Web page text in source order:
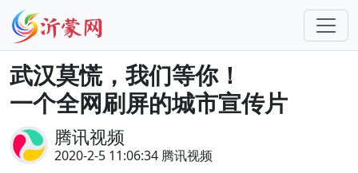
武汉莫慌，我们等你！
一个全网刷屏的城市宣传片
腾讯视频
2020-2-5 11:06:34 腾讯视频